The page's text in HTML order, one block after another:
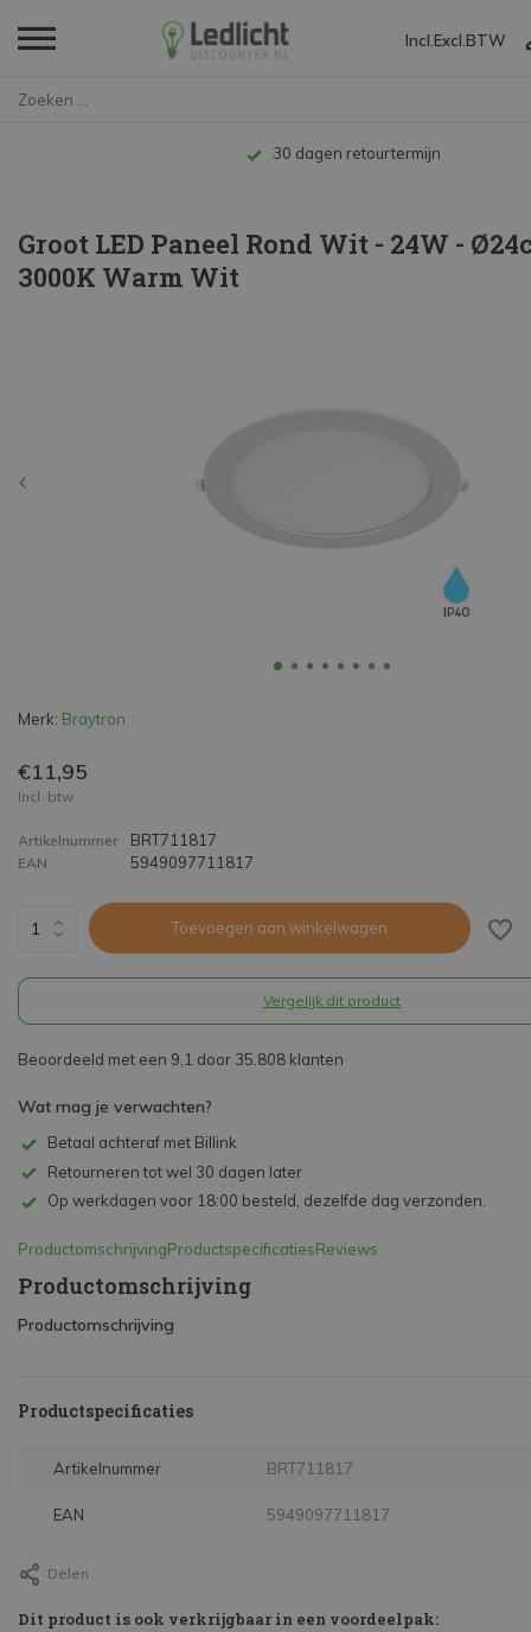
Incl. Excl. BTW
Tot 10 jaar garantie
Groot LED Paneel Rond Wit - 24W -
3000K Warm Wit
Merk: Braytron
€11,95
Incl. btw
Artikelnummer BRT711817
EAN 5949097711817
Toevoegen aan winkelwagen
Vergelijk dit product
Beoordeeld met een 9,1 door 35.808 klanten
Wat mag je verwachten?
Betaal achteraf met Billink
Retourneren tot wel 30 dagen later
Op werkdagen voor 18:00 besteld, dezelfde dag verzonden.
ProductomschrijvingProductspecificatiesReviews
Productomschrijving
Productomschrijving
Productspecificaties
Artikelnummer BRT711817
EAN 5949097711817
Delen
Dit product is ook verkrijgbaar in een voordeelpak: